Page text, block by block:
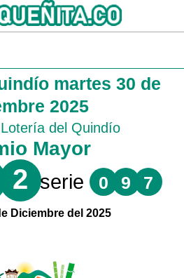
martes 30 de
2025
Lotería del Quindío
Mayor
2 serie 0 9 7
Diciembre del 2025